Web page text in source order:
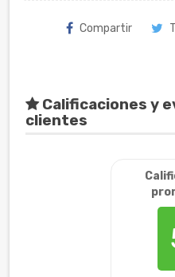
Compartir
Calificaciones y
clientes